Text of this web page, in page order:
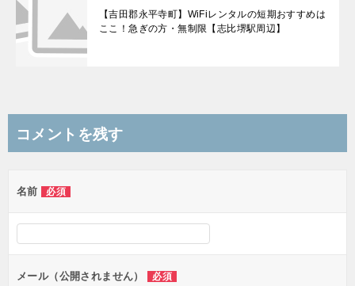
【吉田郡永平寺町】WiFiレンタルの短期おすすめは
ここ！急ぎの方・無制限【志比堺駅周辺】
コメントを残す
名前 必須
メール（公開されません） 必須